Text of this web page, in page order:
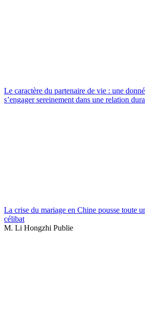
Le caractère du partenaire de vie : une
s’engager sereinement dans une relation
La crise du mariage en Chine pousse toute
célibat
M. Li Hongzhi Publie